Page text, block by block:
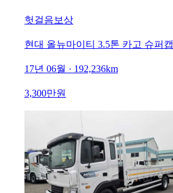
헛걸음보상
현대 올뉴마이티 3.5톤 카고 슈퍼캡
17년 06월 · 192,236km
3,300만원